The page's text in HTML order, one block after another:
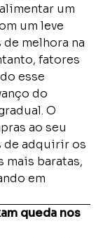
um
um leve
melhora na
fatores
esse
do
O
ao seu
de adquirir os
mais baratas,
em
queda nos